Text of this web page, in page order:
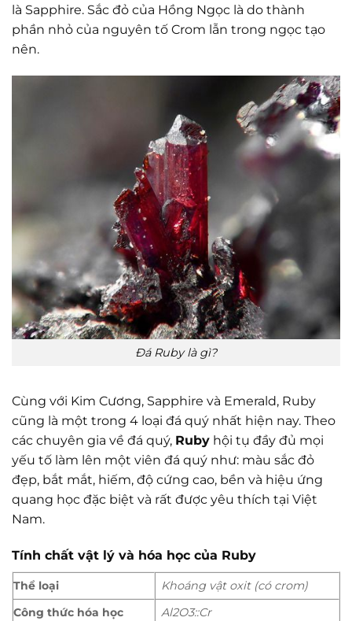
là Sapphire. Sắc đỏ của Hồng Ngọc là do thành
phần nhỏ của nguyên tố Crom lẫn trong ngọc tạo
nên.
Đá Ruby là gì?
Cùng với Kim Cương, Sapphire và Emerald, Ruby
cũng là một trong 4 loại đá quý nhất hiện nay. Theo
các chuyên gia về đá quý, Ruby hội tụ đầy đủ mọi
yếu tố làm lên một viên đá quý như: màu sắc đỏ
đẹp, bắt mắt, hiếm, độ cứng cao, bền và hiệu ứng
quang học đặc biệt và rất được yêu thích tại Việt
Nam.
Tính chất vật lý và hóa học của Ruby
Thể loại
Khoáng vật oxit (có crom)
Công thức hóa học
Al2O3::Cr